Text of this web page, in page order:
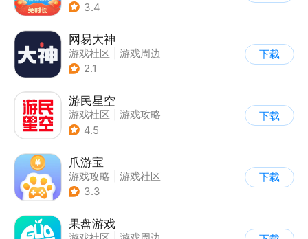
3.4
网易大神
游戏社区
游戏周边
2.1
下载
游民星空
游戏社区
游戏攻略
4.5
下载
爪游宝
游戏攻略
游戏社区
3.3
下载
果盘游戏